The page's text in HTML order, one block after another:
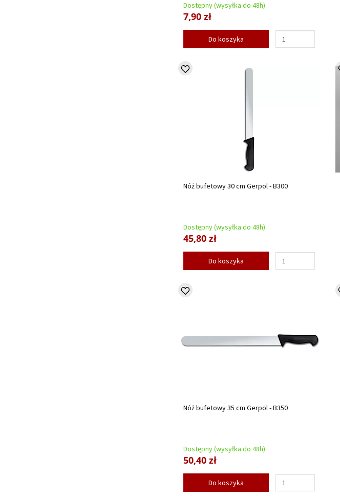
Dostępny (wysyłka do 48h)
7,90 zł
Do koszyka
Nóż bufetowy 30 cm Gerpol - B300
Dostępny (wysyłka do 48h)
45,80 zł
Do koszyka
Nóż bufetowy 35 cm Gerpol - B350
Dostępny (wysyłka do 48h)
50,40 zł
Do koszyka